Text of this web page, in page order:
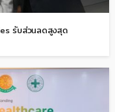
รับส่วนลดสูงสุด